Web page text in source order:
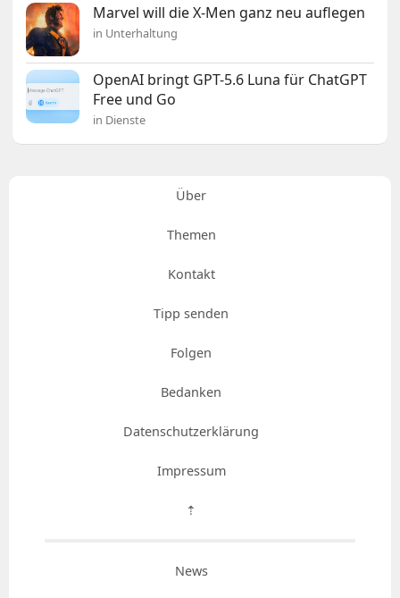
Marvel will die X-Men ganz neu auflegen
in Unterhaltung
OpenAI bringt GPT-5.6 Luna für ChatGPT
Free und Go
in Dienste
Über
Themen
Kontakt
Tipp senden
Folgen
Bedanken
Datenschutzerklärung
Impressum
⇡
News